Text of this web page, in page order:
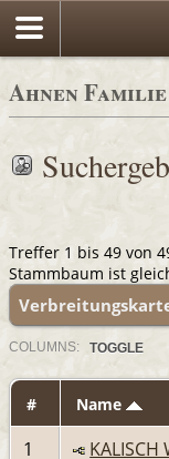
Ahnen
Treffer 1 bis 49 von
Stammbaum ist
COLUMN S: TOGGLE
# Name
1